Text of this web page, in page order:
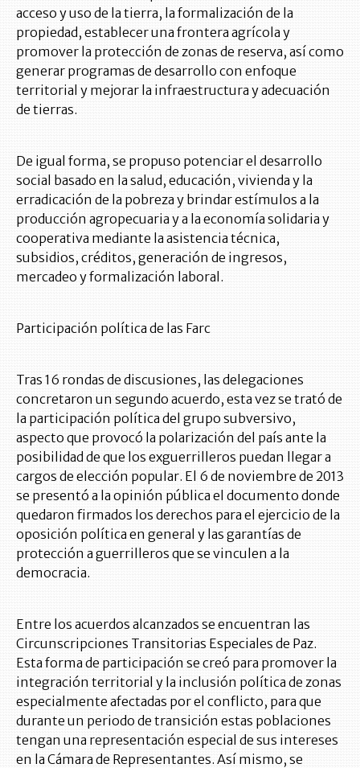
acceso y uso de la tierra, la formalización de la
propiedad, establecer una frontera agrícola y
promover la protección de zonas de reserva, así como
generar programas de desarrollo con enfoque
territorial y mejorar la infraestructura y adecuación
de tierras.
De igual forma, se propuso potenciar el desarrollo
social basado en la salud, educación, vivienda y la
erradicación de la pobreza y brindar estímulos a la
producción agropecuaria y a la economía solidaria y
cooperativa mediante la asistencia técnica,
subsidios, créditos, generación de ingresos,
mercadeo y formalización laboral.
Participación política de las Farc
Tras 16 rondas de discusiones, las delegaciones
concretaron un segundo acuerdo, esta vez se trató de
la participación política del grupo subversivo,
aspecto que provocó la polarización del país ante la
posibilidad de que los exguerrilleros puedan llegar a
cargos de elección popular. El 6 de noviembre de 2013
se presentó a la opinión pública el documento donde
quedaron firmados los derechos para el ejercicio de la
oposición política en general y las garantías de
protección a guerrilleros que se vinculen a la
democracia.
Entre los acuerdos alcanzados se encuentran las
Circunscripciones Transitorias Especiales de Paz.
Esta forma de participación se creó para promover la
integración territorial y la inclusión política de zonas
especialmente afectadas por el conflicto, para que
durante un periodo de transición estas poblaciones
tengan una representación especial de sus intereses
en la Cámara de Representantes. Así mismo, se